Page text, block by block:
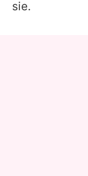
sie.